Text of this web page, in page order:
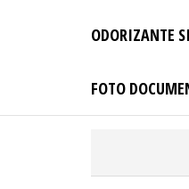
ODORIZANTE
FOTO